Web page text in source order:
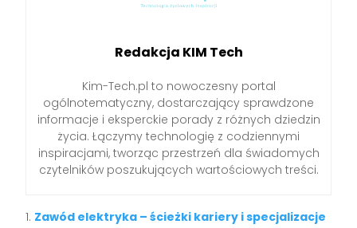
Redakcja KIM Tech
Kim-Tech.pl to nowoczesny portal
ogólnotematyczny, dostarczający sprawdzone
informacje i eksperckie porady z różnych dziedzin
życia. Łączymy technologię z codziennymi
inspiracjami, tworząc przestrzeń dla świadomych
czytelników poszukujących wartościowych treści.
Zawód elektryka – ścieżki kariery i specjalizacje